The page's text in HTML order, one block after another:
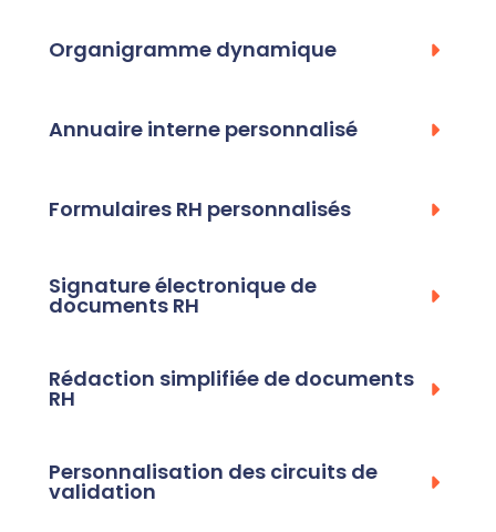
Organigramme dynamique
Annuaire interne personnalisé
Formulaires RH personnalisés
Signature électronique de
documents RH
Rédaction simplifiée de documents
RH
Personnalisation des circuits de
validation